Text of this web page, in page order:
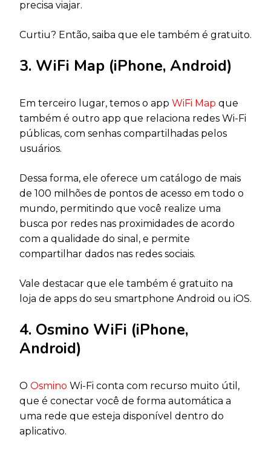
precisa viajar.
Curtiu? Então, saiba que ele também é gratuito.
3. WiFi Map (iPhone, Android)
Em terceiro lugar, temos o app WiFi Map que
também é outro app que relaciona redes Wi-Fi
públicas, com senhas compartilhadas pelos
usuários.
Dessa forma, ele oferece um catálogo de mais
de 100 milhões de pontos de acesso em todo o
mundo, permitindo que você realize uma
busca por redes nas proximidades de acordo
com a qualidade do sinal, e permite
compartilhar dados nas redes sociais.
Vale destacar que ele também é gratuito na
loja de apps do seu smartphone Android ou iOS.
4. Osmino WiFi (iPhone,
Android)
O Osmino Wi-Fi conta com recurso muito útil,
que é conectar você de forma automática a
uma rede que esteja disponível dentro do
aplicativo.